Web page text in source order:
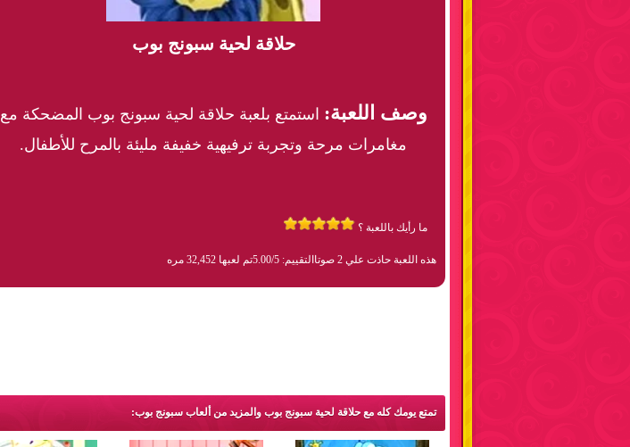
حلاقة لحية سبونج بوب
وصف اللعبة: استمتع بلعبة حلاقة لحية سبونج بوب المضحكة مع
مغامرات مرحة وتجربة ترفيهية خفيفة مليئة بالمرح للأطفال.
ما رأيك باللعبة ؟
هذه اللعبة حاذت علي 2 صوتا التقييم: 5.00/5 تم لعبها 32,452 مره
تمتع يومك كله مع حلاقة لحية سبونج بوب والمزيد من ألعاب سبونج بوب: